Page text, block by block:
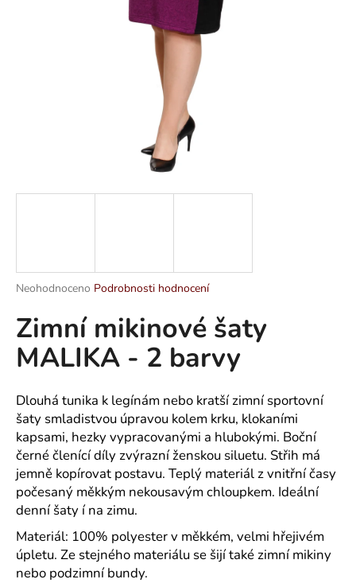
Průměrné
produktu
je
0,0
z
hvězdiček.
Neohodnoceno Podrobnosti hodnocení
Zimní mikinové šaty
MALIKA - 2 barvy
Dlouhá tunika k legínám nebo kratší zimní sportovní
šaty smladistvou úpravou kolem krku, klokaními
kapsami, hezky vypracovanými a hlubokými. Boční
černé členící díly zvýrazní ženskou siluetu. Střih má
jemně kopírovat postavu. Teplý materiál z vnitřní časy
počesaný měkkým nekousavým chloupkem. Ideální
denní šaty í na zimu.
Materiál: 100% polyester v měkkém, velmi hřejivém
úpletu. Ze stejného materiálu se šijí také zimní mikiny
nebo podzimní bundy.
o
p
r
u
č
j
e
m
e
TRENÝRKY
-
PLÁTNO
145
Kč